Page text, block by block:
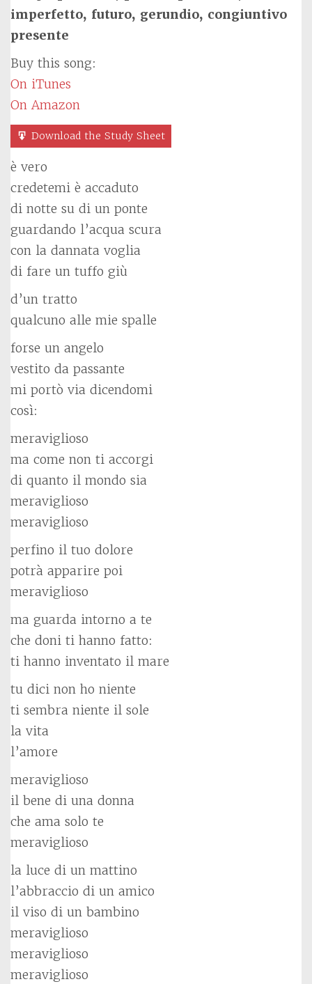
imperfetto, futuro, gerundio, congiuntivo
presente
Buy this song:
On iTunes
On Amazon
Download the Study Sheet
è vero
credetemi è accaduto
di notte su di un ponte
guardando l’acqua scura
con la dannata voglia
di fare un tuffo giù
d’un tratto
qualcuno alle mie spalle
forse un angelo
vestito da passante
mi portò via dicendomi
così:
meraviglioso
ma come non ti accorgi
di quanto il mondo sia
meraviglioso
meraviglioso
perfino il tuo dolore
potrà apparire poi
meraviglioso
ma guarda intorno a te
che doni ti hanno fatto:
ti hanno inventato il mare
tu dici non ho niente
ti sembra niente il sole
la vita
l’amore
meraviglioso
il bene di una donna
che ama solo te
meraviglioso
la luce di un mattino
l’abbraccio di un amico
il viso di un bambino
meraviglioso
meraviglioso
meraviglioso